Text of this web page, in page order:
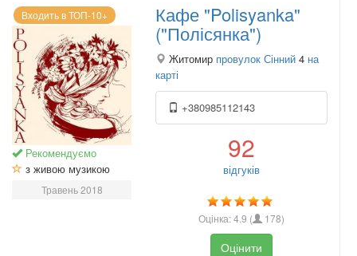
Входить в ТОП-10+
Рекомендуємо
з живою музикою
Травень 2018
Кафе "Polisyanka"
("Полісянка")
Житомир провулок Сінний 4 на
карті
+380985112143
92
відгуків
Оцінка:4.9 ( 178)
Оцінити